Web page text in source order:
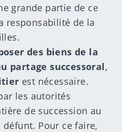
grande partie de ce
responsabilité de la
des biens de la
partage successoral,
est nécessaire.
les autorités
de succession au
Pour ce faire,